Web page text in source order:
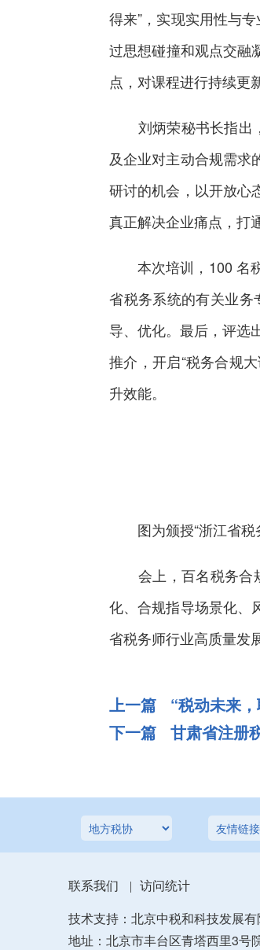
得来”，实现实用性与
过思想碰撞和观点交融
点，对课程进行持续更
刘炳荣秘书长指出，
及企业对主动合规需求
研讨的机会，以开放心
真正解决企业痛点，打
本次培训，100 名税
省税务系统的有关业
导、优化。最后，评选
推介，开启“税务合规
升效能。
图为颁授“浙江省税
会上，百名税务合规
化、合规指导场景化、
省税务师行业高质量发
上一篇 “税动未来，
下一篇 甘肃省注册
联系我们 |
访问统计
技术支持：北京中税和科技发展
地址：北京市丰台区青塔西里3号